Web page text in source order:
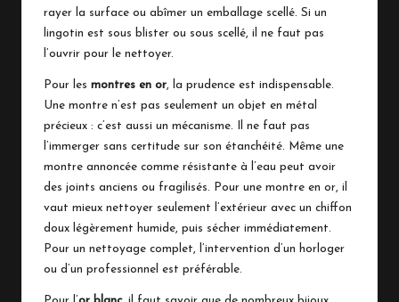
rayer la surface ou abîmer un emballage scellé. Si un
lingotin est sous blister ou sous scellé, il ne faut pas
l’ouvrir pour le nettoyer.
Pour les montres en or, la prudence est indispensable.
Une montre n’est pas seulement un objet en métal
précieux : c’est aussi un mécanisme. Il ne faut pas
l’immerger sans certitude sur son étanchéité. Même une
montre annoncée comme résistante à l’eau peut avoir
des joints anciens ou fragilisés. Pour une montre en or, il
vaut mieux nettoyer seulement l’extérieur avec un chiffon
doux légèrement humide, puis sécher immédiatement.
Pour un nettoyage complet, l’intervention d’un horloger
ou d’un professionnel est préférable.